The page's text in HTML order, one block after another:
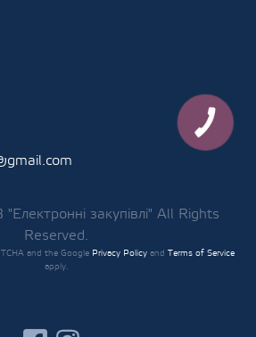
закупівлі" All Rights
Reserved.
and the Google Privacy Policy and Terms of Service
apply.
КНОПКА
ЗВ'ЯЗКУ